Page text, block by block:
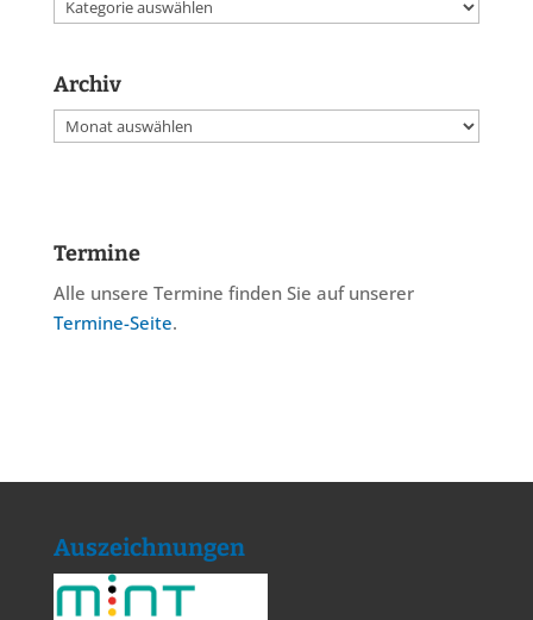
Kategorien
Archiv
Archiv
Termine
Alle unsere Termine finden Sie auf unserer
Termine-Seite.
Auszeichnungen